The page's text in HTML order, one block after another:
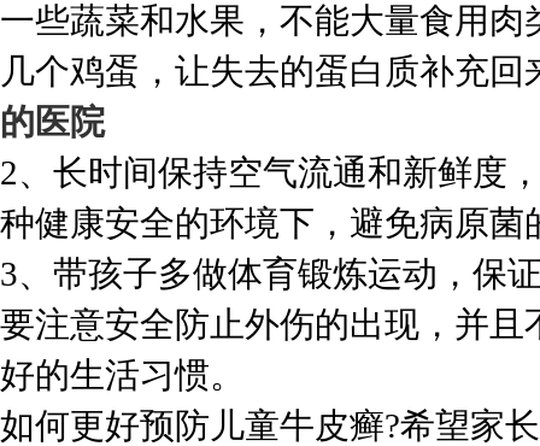
一些蔬菜和水果，不能大量食用
几个鸡蛋，让失去的蛋白质补充
的医院
2、长时间保持空气流通和新鲜度
种健康安全的环境下，避免病原
3、带孩子多做体育锻炼运动，保
要注意安全防止外伤的出现，并
好的生活习惯。
如何更好预防儿童牛皮癣?希望家